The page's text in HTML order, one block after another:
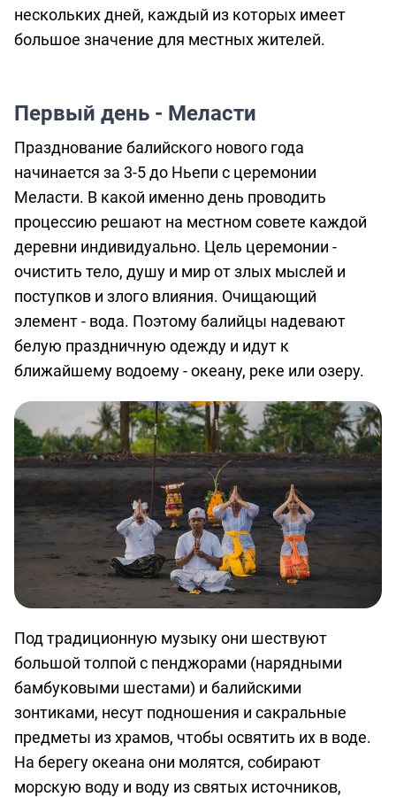
нескольких дней, каждый из которых имеет
большое значение для местных жителей.
Первый день - Меласти
Празднование балийского нового года
начинается за 3-5 до Ньепи с церемонии
Меласти. В какой именно день проводить
процессию решают на местном совете каждой
деревни индивидуально. Цель церемонии -
очистить тело, душу и мир от злых мыслей и
поступков и злого влияния. Очищающий
элемент - вода. Поэтому балийцы надевают
белую праздничную одежду и идут к
ближайшему водоему - океану, реке или озеру.
Под традиционную музыку они шествуют
большой толпой с пенджорами (нарядными
бамбуковыми шестами) и балийскими
зонтиками, несут подношения и сакральные
предметы из храмов, чтобы освятить их в воде.
На берегу океана они молятся, собирают
морскую воду и воду из святых источников,